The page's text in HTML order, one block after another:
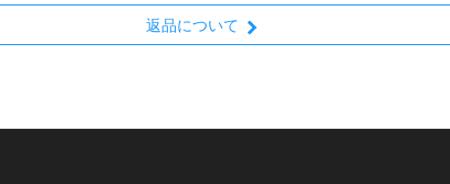
返品について